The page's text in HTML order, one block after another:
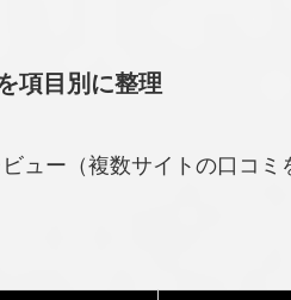
項目別に整理
ュー（複数サイトの口コ